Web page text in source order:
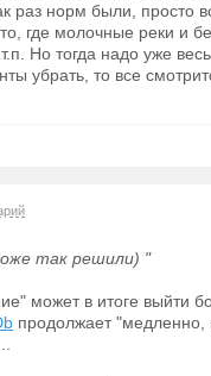
раз норм были, просто
где молочные реки и
Но тогда надо уже
убрать, то все
так решили) "
может в итоге выйти
продолжает "медленно,